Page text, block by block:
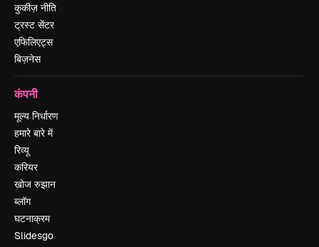
कुकीज़ नीति
ट्रस्ट सेंटर
एफिलिएट्स
बिज़नेस
कंपनी
मूल्य निर्धारण
हमारे बारे में
रिव्यू
करियर
खोज रुझान
ब्लॉग
घटनाक्रम
Slidesgo